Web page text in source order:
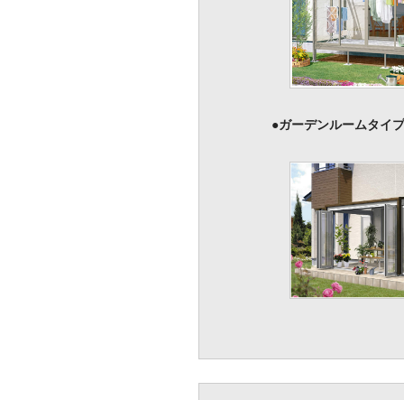
●ガーデンルームタイプ